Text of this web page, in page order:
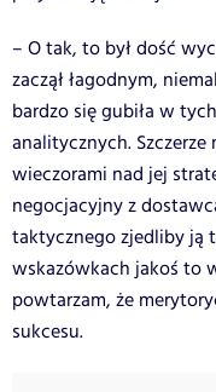
– O tak, to był dość
zaczął łagodnym,
bardzo się gubiła w
analitycznych.
wieczorami nad jej
negocjacyjny z
taktycznego zjedliby ją
wskazówkach jakoś to
powtarzam, że
sukcesu.